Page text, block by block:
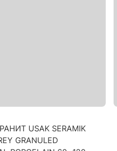
USAK SERAMIK
GRANULED